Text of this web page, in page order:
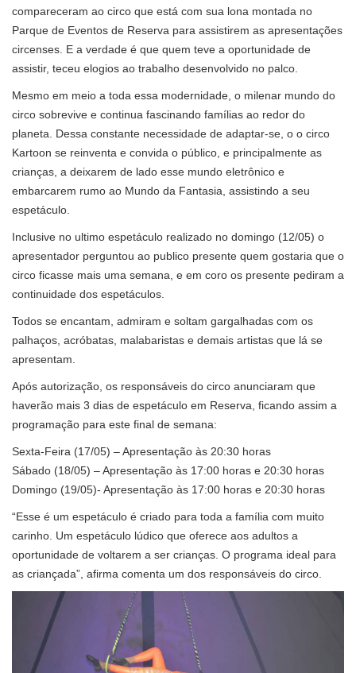
compareceram ao circo que está com sua lona montada no
Parque de Eventos de Reserva para assistirem as apresentações
circenses. E a verdade é que quem teve a oportunidade de
assistir, teceu elogios ao trabalho desenvolvido no palco.
Mesmo em meio a toda essa modernidade, o milenar mundo do
circo sobrevive e continua fascinando famílias ao redor do
planeta. Dessa constante necessidade de adaptar-se, o o circo
Kartoon se reinventa e convida o público, e principalmente as
crianças, a deixarem de lado esse mundo eletrônico e
embarcarem rumo ao Mundo da Fantasia, assistindo a seu
espetáculo.
Inclusive no ultimo espetáculo realizado no domingo (12/05) o
apresentador perguntou ao publico presente quem gostaria que o
circo ficasse mais uma semana, e em coro os presente pediram a
continuidade dos espetáculos.
Todos se encantam, admiram e soltam gargalhadas com os
palhaços, acróbatas, malabaristas e demais artistas que lá se
apresentam.
Após autorização, os responsáveis do circo anunciaram que
haverão mais 3 dias de espetáculo em Reserva, ficando assim a
programação para este final de semana:
Sexta-Feira (17/05) – Apresentação às 20:30 horas
Sábado (18/05) – Apresentação às 17:00 horas e 20:30 horas
Domingo (19/05)- Apresentação às 17:00 horas e 20:30 horas
“Esse é um espetáculo é criado para toda a família com muito
carinho. Um espetáculo lúdico que oferece aos adultos a
oportunidade de voltarem a ser crianças. O programa ideal para
as criançada”, afirma comenta um dos responsáveis do circo.